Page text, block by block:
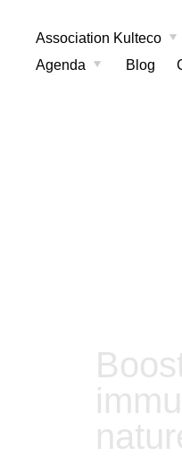
Association Kulteco
Agenda
Blog